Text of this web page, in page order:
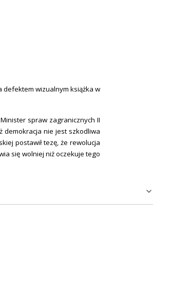
wizualnym książka w
spraw zagranicznych II
demokracja nie jest szkodliwa
postawił tezę, że rewolucja
się wolniej niż oczekuje tego